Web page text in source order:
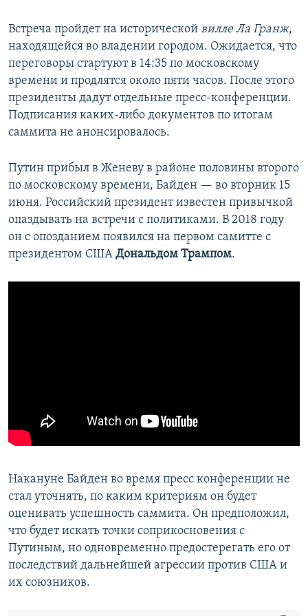
Встреча пройдет на исторической вилле Ла Гранж,
находящейся во владении городом. Ожидается, что
переговоры стартуют в 14:35 по московскому
времени и продлятся около пяти часов. После этого
президенты дадут отдельные пресс-конференции.
Подписания каких-либо документов по итогам
саммита не анонсировалось.
Путин прибыл в Женеву в районе половины второго
по московскому времени, Байден — во вторник 15
июня. Российский президент известен привычкой
опаздывать на встречи с политиками. В 2018 году
он с опозданием появился на первом самитте с
президентом США Дональдом Трампом.
Накануне Байден во время пресс конференции не
стал уточнять, по каким критериям он будет
оценивать успешность саммита. Он предположил,
что будет искать точки соприкосновения с
Путиным, но одновременно предостерегать его от
последствий дальнейшей агрессии против США и
их союзников.